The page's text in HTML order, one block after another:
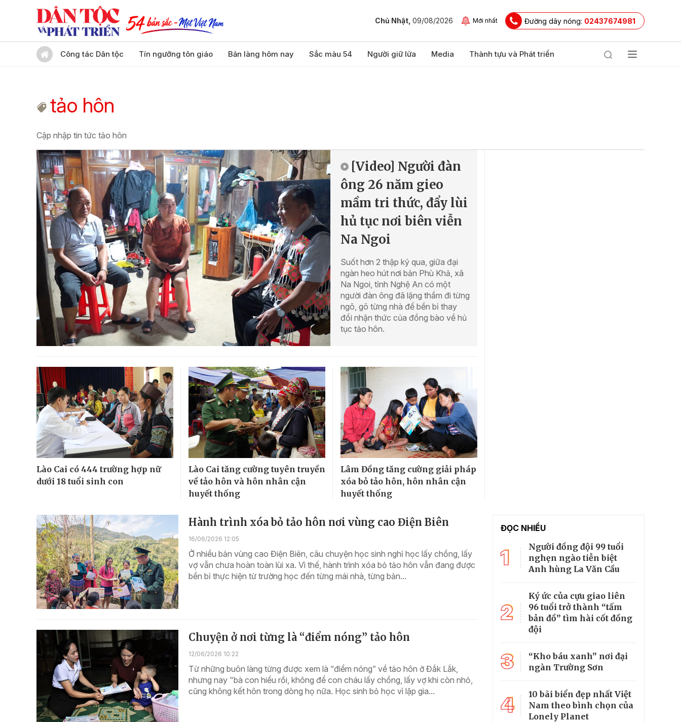
Chủ Nhật, 09/08/2026 Mới nhất Đường dây nóng: 02437674981
Công tác Dân tộc Tín ngưỡng tôn giáo Bản làng hôm nay Sắc màu 54 Người giữ lửa Media Thành tựu và Phát triển
tảo hôn
Cập nhập tin tức tảo hôn
[Video] Người đàn
ông 26 năm gieo
mầm tri thức, đẩy lùi
hủ tục nơi biên viễn
Na Ngoi
Suốt hơn 2 thập kỷ qua, giữa đại
ngàn heo hút nơi bản Phù Khả, xã
Na Ngoi, tỉnh Nghệ An có một
người đàn ông đã lặng thầm đi từng
ngõ, gõ từng nhà để bền bỉ thay
đổi nhận thức của đồng bào về hủ
tục tảo hôn.
Lào Cai có 444 trường hợp nữ
dưới 18 tuổi sinh con
Lào Cai tăng cường tuyên truyền
về tảo hôn và hôn nhân cận
huyết thống
Lâm Đồng tăng cường giải pháp
xóa bỏ tảo hôn, hôn nhân cận
huyết thống
Hành trình xóa bỏ tảo hôn nơi vùng cao Điện Biên
16/06/2026 12:05
Ở nhiều bản vùng cao Điện Biên, câu chuyện học sinh nghỉ học lấy chồng, lấy
vợ vẫn chưa hoàn toàn lùi xa. Vì thế, hành trình xóa bỏ tảo hôn vẫn đang được
bền bỉ thực hiện từ trường học đến từng mái nhà, từng bản...
Chuyện ở nơi từng là “điểm nóng” tảo hôn
12/06/2026 10:22
Từ những buôn làng từng được xem là “điểm nóng” về tảo hôn ở Đắk Lắk,
nhưng nay "bà con hiểu rồi, không để con cháu lấy chồng, lấy vợ khi còn nhỏ,
cũng không kết hôn trong dòng họ nữa. Học sinh bỏ học vì lập gia...
ĐỌC NHIỀU
1
Người đồng đội 99 tuổi
nghẹn ngào tiễn biệt
Anh hùng La Văn Cầu
2
Ký ức của cựu giao liên
96 tuổi trở thành “tấm
bản đồ” tìm hài cốt đồng
đội
3
“Kho báu xanh” nơi đại
ngàn Trường Sơn
4
10 bãi biển đẹp nhất Việt
Nam theo bình chọn của
Lonely Planet